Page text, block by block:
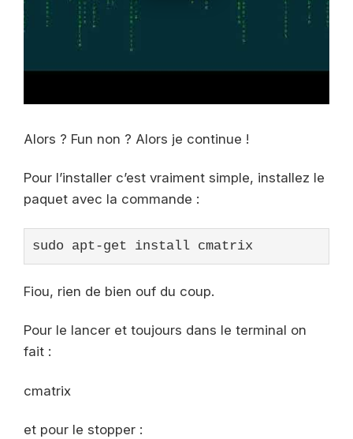
Alors ? Fun non ? Alors je continue !
Pour l’installer c’est vraiment simple, installez le
paquet avec la commande :
sudo apt-get install cmatrix
Fiou, rien de bien ouf du coup.
Pour le lancer et toujours dans le terminal on
fait :
cmatrix
et pour le stopper :